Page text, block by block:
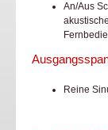
An/Aus
Reine